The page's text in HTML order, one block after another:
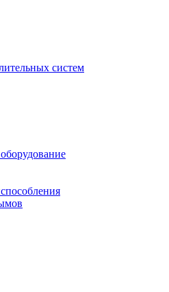
систем